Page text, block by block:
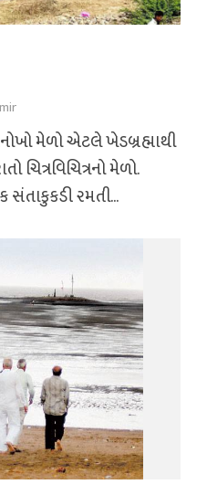
મેળો એટલે ખેડબ્રહ્માથી
ચિત્રવિચિત્રનો મેળો.
રમતી...